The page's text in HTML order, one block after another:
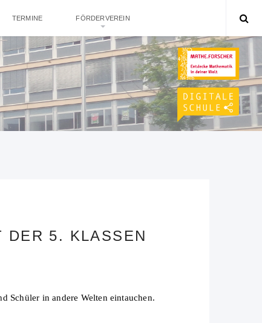
TERMINE FÖRDERVEREIN
DER 5. KLASSEN
Schüler in andere Welten eintauchen.